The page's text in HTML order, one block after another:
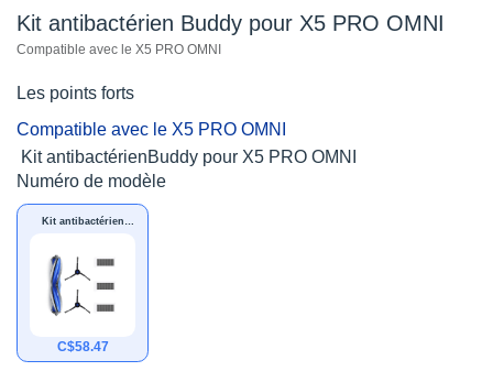
Kit antibactérien Buddy pour X5 PRO OMNI
Compatible avec le X5 PRO OMNI
Les points forts
Compatible avec le X5 PRO OMNI
Kit antibactérienBuddy pour X5 PRO OMNI
Numéro de modèle
Kit antibactérien
OMNI
C$58.47